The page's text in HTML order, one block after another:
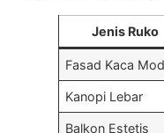
Jenis Ruko
Fasad Kaca
Kanopi Lebar
Balkon Estetis